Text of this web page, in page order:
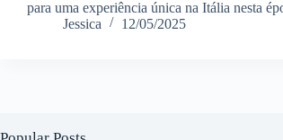
para uma experiência única na Itália nesta
Jessica
12/05/2025